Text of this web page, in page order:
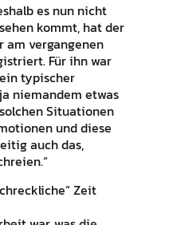
es nun nicht
kommt, hat der
am vergangenen
Für ihn war
typischer
niemandem etwas
Situationen
und diese
auch das,
Zeit